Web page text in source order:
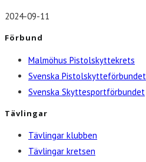
2024-09-11
Förbund
Malmöhus Pistolskyttekrets
Svenska Pistolskytteförbundet
Svenska Skyttesportförbundet
Tävlingar
Tävlingar klubben
Tävlingar kretsen